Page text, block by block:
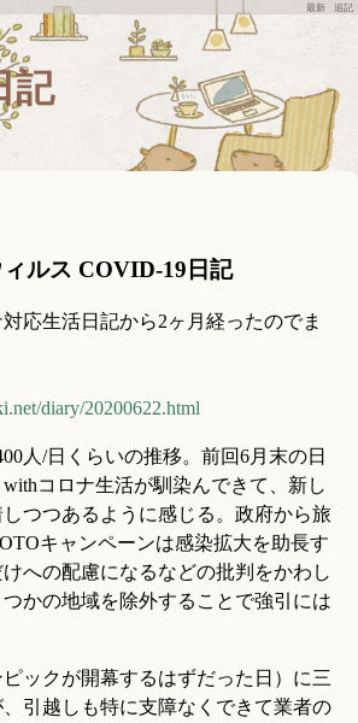
最新 追記
記
ルス COVID-19日記
応生活日記から2ヶ月経ったのでま
diary/20200622.html
人/日くらいの推移。前回6月末の日
コロナ生活が馴染んできて、新し
つつあるように感じる。政府から旅
キャンペーンは感染拡大を助長す
への配慮になるなどの批判をかわし
かの地域を除外することで強引には
ックが開幕するはずだった日）に三
引越しも特に支障なくできて業者の